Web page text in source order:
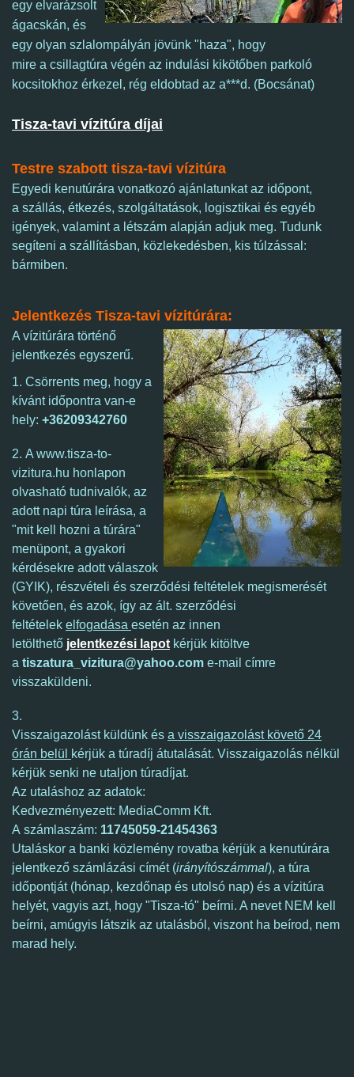
egy elvarázsolt
ágacskán, és
egy olyan szlalompályán jövünk "haza", hogy
mire a csillagtúra végén az indulási kikötőben parkoló
kocsitokhoz érkezel, rég eldobtad az a***d. (Bocsánat)
Tisza-tavi vízitúra díjai
Testre szabott tisza-tavi vízitúra
Egyedi kenutúrára vonatkozó ajánlatunkat az időpont,
a szállás, étkezés, szolgáltatások, logisztikai és egyéb
igények, valamint a létszám alapján adjuk meg. Tudunk
segíteni a szállításban, közlekedésben, kis túlzással:
bármiben.
Jelentkezés Tisza-tavi vízitúrára:
A vízitúrára történő
jelentkezés egyszerű.
1. Csörrents meg, hogy a
kívánt időpontra van-e
hely: +36209342760
2. A www.tisza-to-
vizitura.hu honlapon
olvasható tudnivalók, az
adott napi túra leírása, a
"mit kell hozni a túrára"
menüpont, a gyakori
kérdésekre adott válaszok
(GYIK), részvételi és szerződési feltételek megismerését
követően, és azok, így az ált. szerződési
feltételek elfogadása esetén az innen
letölthető jelentkezési lapot kérjük kitöltve
a tiszatura_vizitura@yahoo.com e-mail címre
visszaküldeni.
3.
Visszaigazolást küldünk és a visszaigazolást követő 24
órán belül
kérjük a túradíj átutalását. Visszaigazolás nélkül
kérjük senki ne utaljon túradíjat.
Az utaláshoz az adatok:
Kedvezményezett: MediaComm Kft.
A számlaszám: 11745059-21454363
Utaláskor a banki közlemény rovatba kérjük a kenutúrára
jelentkező számlázási címét (irányítószámmal), a túra
időpontját (hónap, kezdőnap és utolsó nap) és a vízitúra
helyét, vagyis azt, hogy "Tisza-tó" beírni. A nevet NEM kell
beírni, amúgyis látszik az utalásból, viszont ha beírod, nem
marad hely.